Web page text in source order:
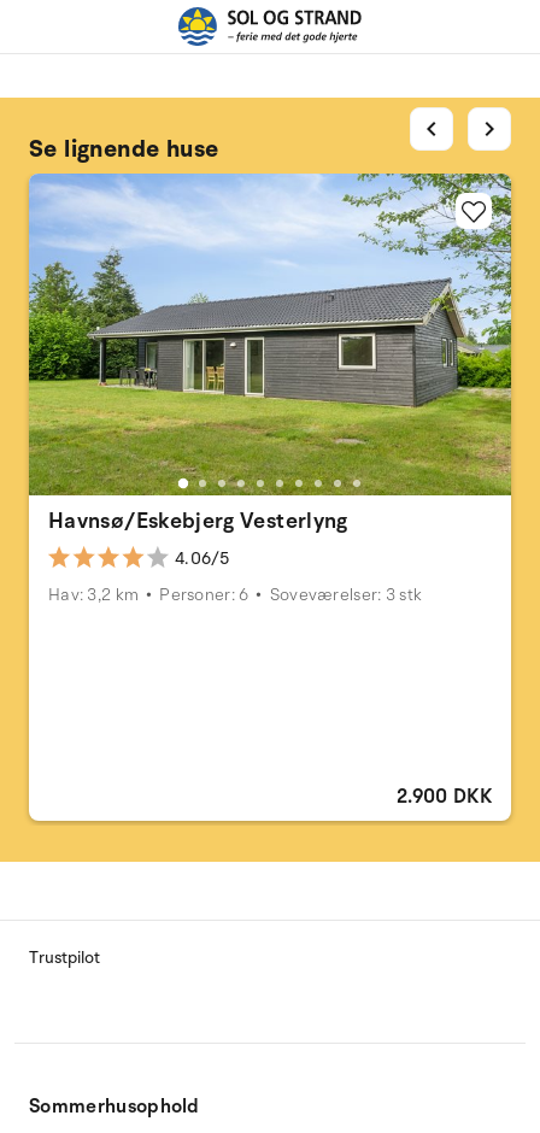
Se lignende huse
Havnsø/Eskebjerg Vesterlyng
4.06/5
Hav: 3,2 km
Personer: 6 Soveværelser: 3 stk
2.900 DKK
chevron_left chevron_right
Trustpilot
Sommerhusophold